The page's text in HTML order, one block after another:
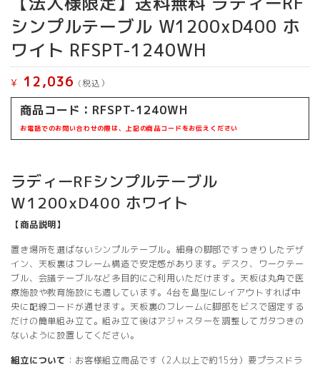
シンプルテーブル W1200xD400 ホ
ワイト RFSPT-1240WH
¥ 12,036 (税込）
商品コード：RFSPT-1240WH
お電話でのお問い合わせの際は、上記の商品コードをお伝えください
ラディーRFシンプルテーブル
W1200xD400 ホワイト
【商品説明】
置き場所を選ばないシンプルテーブル。細身の脚部ですっきりしたデザ
イン、天板裏はフレーム構造で安定感があります。デスク、ワークテー
ブル、会議テーブルなど多目的にご利用いただけます。天板は丸角で医
療施設や教育施設にも適しています。4台を島型にレイアウトすれば中
央に配線コードが通せます。天板裏のフレームに脚部をビスで固定する
だけの簡単組み立て。組み立て後はアジャスターを調整してガタつきの
ないように設置してください。
組立について ：お客様組立商品です（2人以上で約15分）要プラスドラ